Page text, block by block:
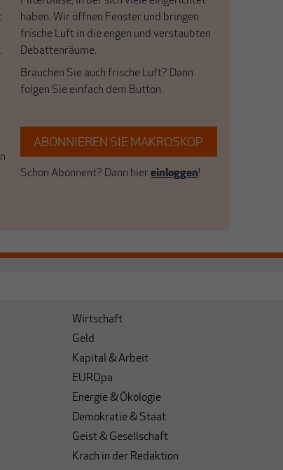
haben. Wir öffnen Fenster und bringen
frische Luft in die engen und verstaubten
Debattenräume.
Brauchen Sie auch frische Luft? Dann
folgen Sie einfach dem Button.
ABONNIEREN SIE MAKROSKOP
Schon Abonnent? Dann hiereinloggen!
Wirtschaft
Geld
Kapital & Arbeit
EUROpa
Energie & Ökologie
Demokratie & Staat
Geist & Gesellschaft
Krach in der Redaktion